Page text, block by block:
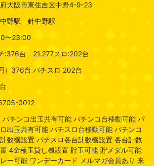
大阪市東住吉区中野4-9-23
野駅 針中野駅
〜23:00
:376台 21.277スロ:202台
）376台 パチスロ 202台
0012
チンコ出玉共有可能 パチンコ台移動可能 パ
出玉共有可能 パチスロ台移動可能 パチンコ
数機設置 パチスロ各台計数機設置 各台計数
4金種玉貸し機設置 貯玉可能 貯メダル可能
ー可能 ワンデーカード メルマガ会員あり 来